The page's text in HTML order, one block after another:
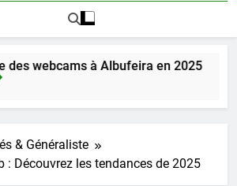
à Albufeira en 2025
& Généraliste
: Découvrez les tendances de 2025